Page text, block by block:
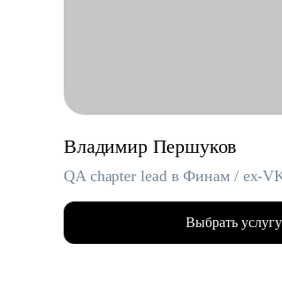
Владимир Першуков
QA chapter lead в Финам / ex-
Выбрать услугу